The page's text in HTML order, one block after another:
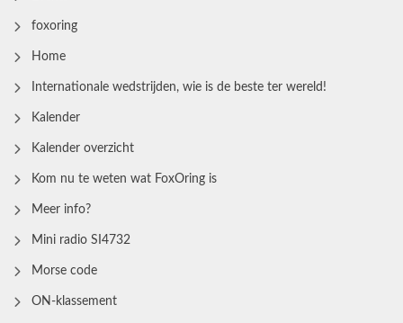
foxoring
Home
Internationale wedstrijden, wie is de beste ter wereld!
Kalender
Kalender overzicht
Kom nu te weten wat FoxOring is
Meer info?
Mini radio SI4732
Morse code
ON-klassement